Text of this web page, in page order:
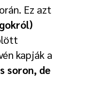
Ez azt
kapják a
soron, de